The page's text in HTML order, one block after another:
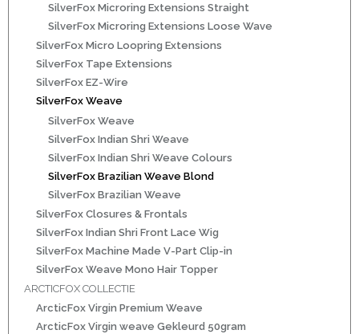
SilverFox Microring Extensions Straight
SilverFox Microring Extensions Loose Wave
SilverFox Micro Loopring Extensions
SilverFox Tape Extensions
SilverFox EZ-Wire
SilverFox Weave
SilverFox Weave
SilverFox Indian Shri Weave
SilverFox Indian Shri Weave Colours
SilverFox Brazilian Weave Blond
SilverFox Brazilian Weave
SilverFox Closures & Frontals
SilverFox Indian Shri Front Lace Wig
SilverFox Machine Made V-Part Clip-in
SilverFox Weave Mono Hair Topper
ARCTICFOX COLLECTIE
ArcticFox Virgin Premium Weave
ArcticFox Virgin weave Gekleurd 50gram